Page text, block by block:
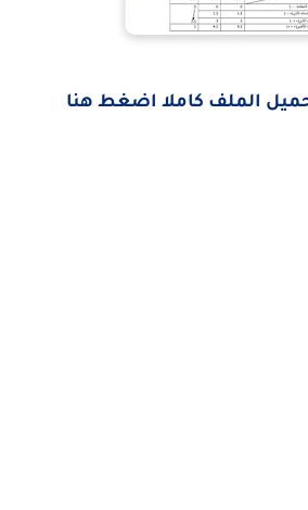
الملف كاملا اضغط هنا